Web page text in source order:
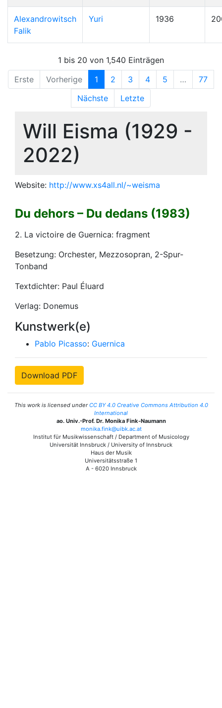
Alexandrowitsch
Falik
Yuri 1936
1 bis 20 von 1,540 Einträgen
Erste
Vorherige 1 2 3 4 5 …
77
Nächste
Letzte
Will Eisma (1929 -
2022)
Website: http://www.xs4all.nl/~weisma
Du dehors – Du dedans (1983)
2. La victoire de Guernica: fragment
Besetzung: Orchester, Mezzosopran, 2-Spur-
Tonband
Textdichter: Paul Éluard
Verlag: Donemus
Kunstwerk(e)
Pablo Picasso: Guernica
Download PDF
This work is licensed underCC BY 4.0 Creative Commons Attribution 4.0
International
ao. Univ.-Prof. Dr. Monika Fink-Naumann
monika.fink@uibk.ac.at
Institut für Musikwissenschaft / Department of Musicology
Universität Innsbruck / University of Innsbruck
Haus der Musik
Universitätsstraße 1
A - 6020 Innsbruck